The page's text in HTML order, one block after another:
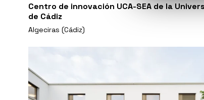
Centro de innovación UCA-SEA de la
de Cádiz
Algeciras (Cádiz)